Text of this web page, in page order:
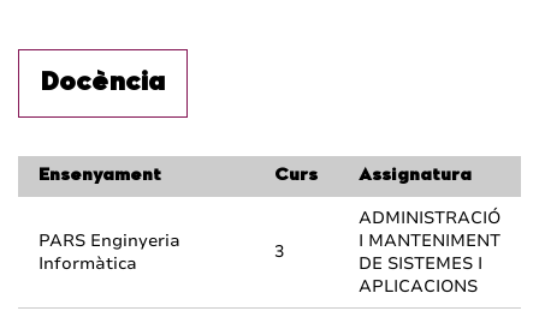
Docència
Ensenyament Curs Assignatura
PARS Enginyeria
Informàtica
3
ADMINISTRACIÓ
I MANTENIMENT
DE SISTEMES I
APLICACIONS